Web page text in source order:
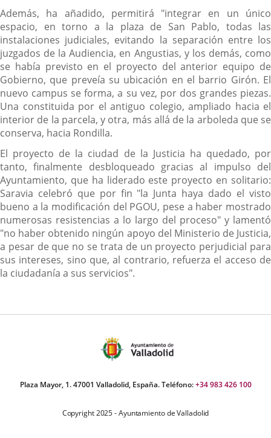
Además, ha añadido, permitirá "integrar en un único
espacio, en torno a la plaza de San Pablo, todas las
instalaciones judiciales, evitando la separación entre los
juzgados de la Audiencia, en Angustias, y los demás, como
se había previsto en el proyecto del anterior equipo de
Gobierno, que preveía su ubicación en el barrio Girón. El
nuevo campus se forma, a su vez, por dos grandes piezas.
Una constituida por el antiguo colegio, ampliado hacia el
interior de la parcela, y otra, más allá de la arboleda que se
conserva, hacia Rondilla.
El proyecto de la ciudad de la Justicia ha quedado, por
tanto, finalmente desbloqueado gracias al impulso del
Ayuntamiento, que ha liderado este proyecto en solitario:
Saravia celebró que por fin "la Junta haya dado el visto
bueno a la modificación del PGOU, pese a haber mostrado
numerosas resistencias a lo largo del proceso" y lamentó
"no haber obtenido ningún apoyo del Ministerio de Justicia,
a pesar de que no se trata de un proyecto perjudicial para
sus intereses, sino que, al contrario, refuerza el acceso de
la ciudadanía a sus servicios".
Plaza Mayor, 1. 47001 Valladolid, España. Teléfono:+34 983 426 100
Copyright 2025 - Ayuntamiento de Valladolid